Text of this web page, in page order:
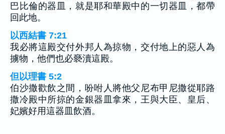
巴比倫的器皿，就是耶和華殿中的一切器皿，都帶
回此地。
以西結書 7:21
我必將這殿交付外邦人為掠物，交付地上的惡人為
擄物，他們也必褻瀆這殿。
但以理書 5:2
伯沙撒歡飲之間，吩咐人將他父尼布甲尼撒從耶路
撒冷殿中所掠的金銀器皿拿來，王與大臣、皇后、
妃嬪好用這器皿飲酒。